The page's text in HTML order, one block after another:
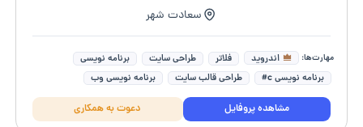
سعادت شهر
مهارت‌ها: اندروید فلاتر طراحی سایت
برنامه نویسی
برنامه نویسی c#
طراحی قالب سایت
برنامه نویسی وب
برنامه نویس بک اند
برنامه نویسی موبایل طراحی سایت فروشگاهی
مشاهده پروفایل دعوت به همکاری